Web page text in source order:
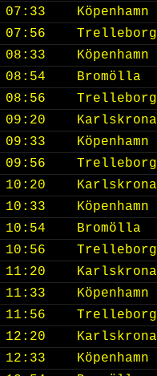
07:33
Köpenhamn
07:56
Trelleborg
08:33
Köpenhamn
08:54
Bromölla
08:56
Trelleborg
09:20
Karlskrona
09:33
Köpenhamn
09:56
Trelleborg
10:20
Karlskrona
10:33
Köpenhamn
10:54
Bromölla
10:56
Trelleborg
11:20
Karlskrona
11:33
Köpenhamn
11:56
Trelleborg
12:20
Karlskrona
12:33
Köpenhamn